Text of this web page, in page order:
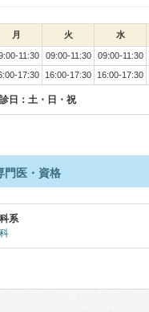
月 火 水
11:30 09:00-11:30 09:00-11:30
17:30
16:00-17:30 16:00-17:30
日：土・日・祝
門医・資格
系